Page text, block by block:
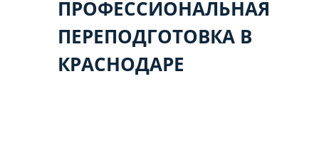
ПРОФЕССИОНАЛЬНАЯ
ПЕРЕПОДГОТОВКА В
КРАСНОДАРЕ